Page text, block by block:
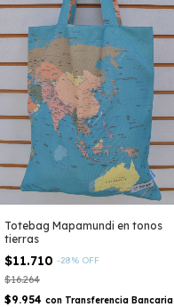
Totebag Mapamundi en tonos
tierras
$11.710 -28% OFF
$16.264
$9.954 con Transferencia Bancaria